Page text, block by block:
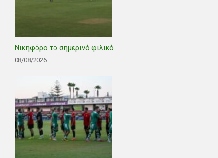
Νικηφόρο το σημερινό φιλικό
08/08/2026